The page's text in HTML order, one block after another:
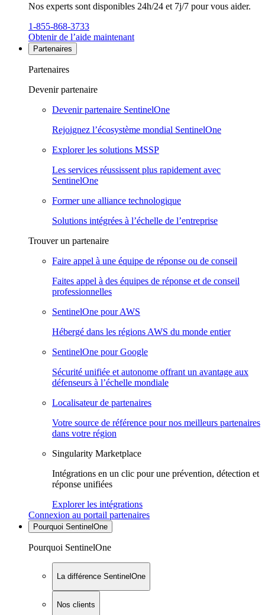
Nos experts sont disponibles 24h/24 et 7j/7 pour vous aider.
1-855-868-3733
Obtenir de l’aide maintenant
Partenaires
Partenaires
Devenir partenaire
Devenir partenaire SentinelOne
Rejoignez l’écosystème mondial SentinelOne
Explorer les solutions MSSP
Les services réussissent plus rapidement avec
SentinelOne
Former une alliance technologique
Solutions intégrées à l’échelle de l’entreprise
Trouver un partenaire
Faire appel à une équipe de réponse ou de conseil
Faites appel à des équipes de réponse et de conseil
professionnelles
SentinelOne pour AWS
Hébergé dans les régions AWS du monde entier
SentinelOne pour Google
Sécurité unifiée et autonome offrant un avantage aux
défenseurs à l’échelle mondiale
Localisateur de partenaires
Votre source de référence pour nos meilleurs partenaires
dans votre région
Singularity Marketplace
Intégrations en un clic pour une prévention, détection et
réponse unifiées
Explorer les intégrations
Connexion au portail partenaires
Pourquoi SentinelOne
Pourquoi SentinelOne
La différence SentinelOne
Nos clients